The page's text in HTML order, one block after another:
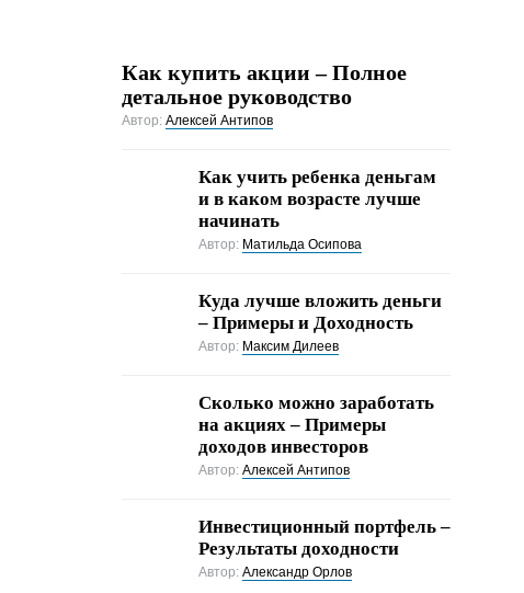
Как купить акции – Полное
детальное руководство
Автор: Алексей Антипов
Как учить ребенка деньгам
и в каком возрасте лучше
начинать
Автор: Матильда Осипова
Куда лучше вложить деньги
– Примеры и Доходность
Автор: Максим Дилеев
Cколько можно заработать
на акциях – Примеры
доходов инвесторов
Автор: Алексей Антипов
Инвестиционный портфель –
Результаты доходности
Автор: Александр Орлов